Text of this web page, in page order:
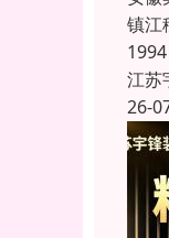
镇江
江苏
26-